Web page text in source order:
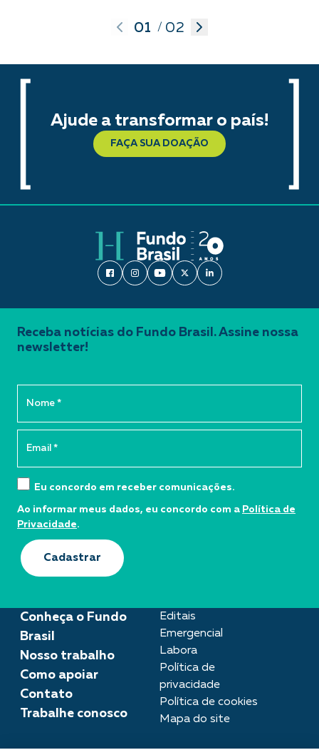
01 / 02
Ajude a transformar o país!
FAÇA SUA DOAÇÃO
Conheça o Fundo
Brasil
Nosso trabalho
Como apoiar
Contato
Trabalhe conosco
Editais
Emergencial
Labora
Política de
privacidade
Política de cookies
Mapa do site
Receba notícias do Fundo Brasil. Assine nossa
newsletter!
Eu concordo em receber comunicações.
Ao informar meus dados, eu concordo com a Política de
Privacidade.
Cadastrar